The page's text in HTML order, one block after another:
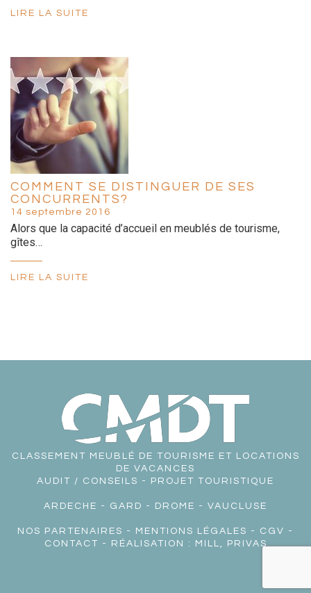
LIRE LA SUITE
COMMENT SE DISTINGUER DE SES
CONCURRENTS?
14 septembre 2016
Alors que la capacité d’accueil en meublés de tourisme,
gîtes…
LIRE LA SUITE
CLASSEMENT MEUBLÉ DE TOURISME ET LOCATIONS
DE VACANCES
AUDIT / CONSEILS - PROJET TOURISTIQUE
ARDECHE - GARD - DROME - VAUCLUSE
NOS PARTENAIRES - MENTIONS LÉGALES - CGV -
CONTACT - RÉALISATION : MILL, PRIVAS